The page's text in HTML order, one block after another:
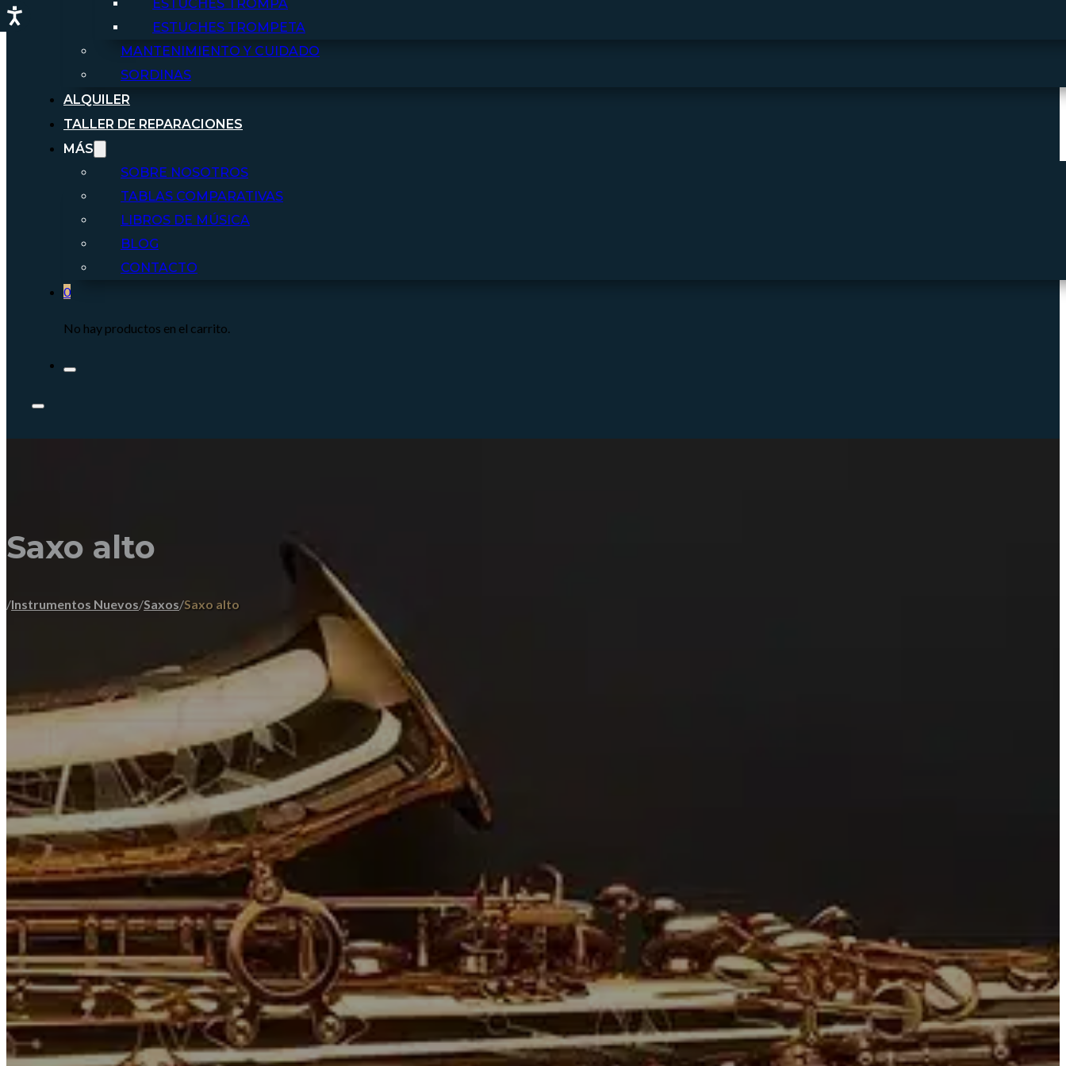
ESTUCHES TROMPA
ESTUCHES TROMPETA
MANTENIMIENTO Y CUIDADO
SORDINAS
ALQUILER
TALLER DE REPARACIONES
MÁS
SOBRE NOSOTROS
TABLAS COMPARATIVAS
LIBROS DE MÚSICA
BLOG
CONTACTO
0
No hay productos en el carrito.
Saxo alto
/Instrumentos Nuevos/Saxos/Saxo alto